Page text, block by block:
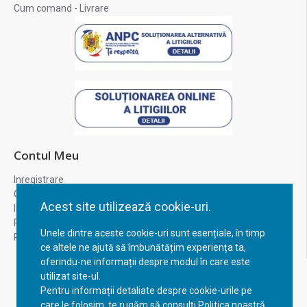
Acest site utilizează cookie-uri.
Unele dintre aceste cookie-uri sunt esențiale, în timp
ce altele ne ajută să îmbunătățim experiența ta,
oferindu-ne informații despre modul în care este
utilizat site-ul.
Pentru informații detaliate despre cookie-urile pe
Cum comand - Livrare
Contul Meu
Inregistrare
Contul meu
Istoric comenzi
Recuperare parola
Returnare produs